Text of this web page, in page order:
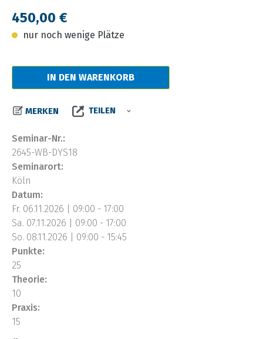
Regulärer Preis:
450,00 €
nur noch wenige Plätze
IN DEN WARENKORB
MERKEN TEILEN
Seminar-Nr.:
2645-WB-DYS18
Seminarort:
Köln
Datum:
Fr. 06.11.2026 | 09:00 - 17:00
Sa. 07.11.2026 | 09:00 - 17:00
So. 08.11.2026 | 09:00 - 15:45
Punkte:
25
Theorie:
10
Praxis:
15